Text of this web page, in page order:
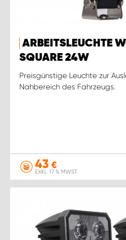
ARBEITSLEUCHTE
SQUARE 24W
Preisgünstige Leuchte zur
Nahbereich des Fahrzeugs.
43 €
EXKL. 17 % MWST.